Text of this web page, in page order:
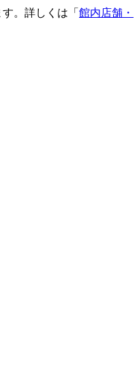
。詳しくは「 館内店舗・